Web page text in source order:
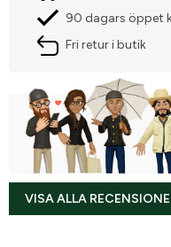
90 dagars öppet
Fri retur i butik
VISA ALLA